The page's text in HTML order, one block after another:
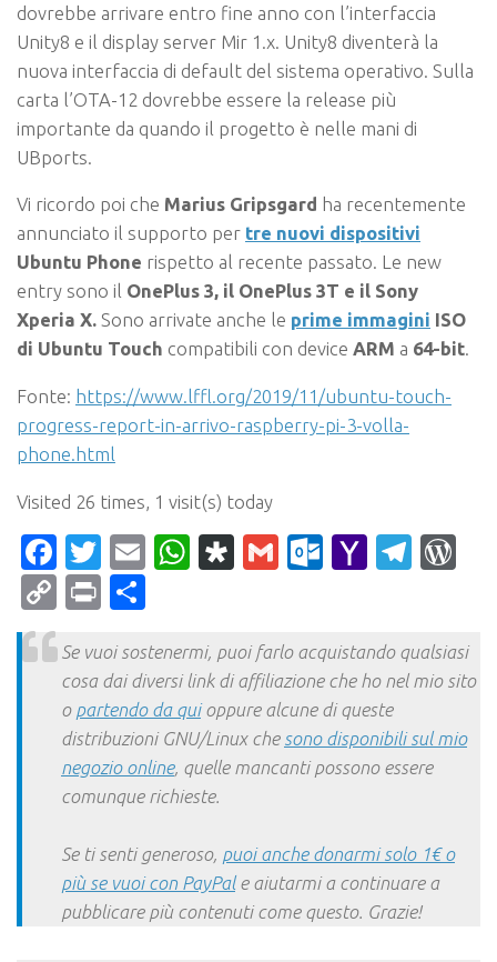
dovrebbe arrivare entro fine anno con l’interfaccia
Unity8 e il display server Mir 1.x. Unity8 diventerà la
nuova interfaccia di default del sistema operativo. Sulla
carta l’OTA-12 dovrebbe essere la release più
importante da quando il progetto è nelle mani di
UBports.
Vi ricordo poi che Marius Gripsgard ha recentemente
annunciato il supporto per tre nuovi dispositivi
Ubuntu Phone rispetto al recente passato. Le new
entry sono il OnePlus 3, il OnePlus 3T e il Sony
Xperia X. Sono arrivate anche le prime immagini ISO
di Ubuntu Touch compatibili con device ARM a 64-bit.
Fonte: https://www.lffl.org/2019/11/ubuntu-touch-
progress-report-in-arrivo-raspberry-pi-3-volla-
phone.html
Visited 26 times, 1 visit(s) today
Facebook
Twitter
EmailWhatsApp
Diaspora
Gmail Yahoo
CopyPrint
Se vuoi sostenermi, puoi farlo acquistando qualsiasi
cosa dai diversi link di affiliazione che ho nel mio sito
o partendo da quioppure alcune di queste
distribuzioni GNU/Linux che sono disponibili sul mio
negozio online, quelle mancanti possono essere
comunque richieste.
Se ti senti generoso, puoi anche donarmi solo 1€ o
più se vuoi con PayPale aiutarmi a continuare a
pubblicare più contenuti come questo. Grazie!